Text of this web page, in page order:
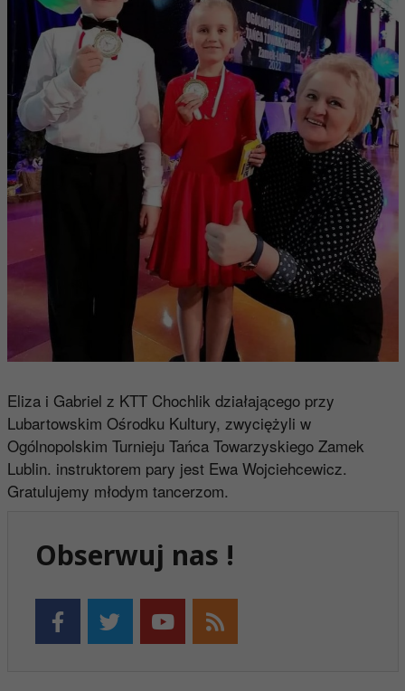
Eliza i Gabriel z KTT Chochlik działającego przy
Lubartowskim Ośrodku Kultury, zwyciężyli w
Ogólnopolskim Turnieju Tańca Towarzyskiego Zamek
Lublin. instruktorem pary jest Ewa Wojciehcewicz.
Gratulujemy młodym tancerzom.
Obserwuj nas !